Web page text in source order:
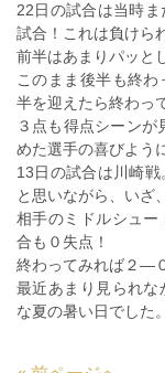
22日の試合は当時
試合！これは負けら
前半はあまりパッと
このまま後半も終
半を迎えたら終わっ
３点も得点シーンが
めた選手の喜びよう
13日の試合は川崎
と思いながら、いざ
相手のミドルシュ
合も０失点！
終わってみれば２―
最近あまり見られな
な夏の暑い日でした。